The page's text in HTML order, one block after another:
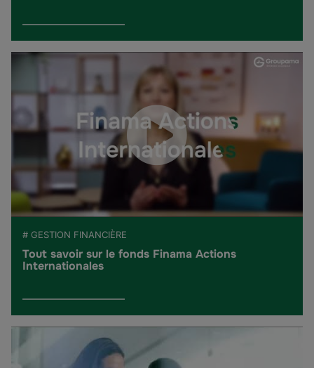
# GESTION FINANCIÈRE
Tout savoir sur le fonds Finama Actions
Internationales